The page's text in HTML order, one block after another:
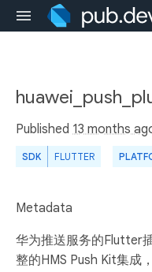
Published 13 months
SDK FLUTTER
Metadata
华为推送服务的Flutter
整的HMS Push Kit集成